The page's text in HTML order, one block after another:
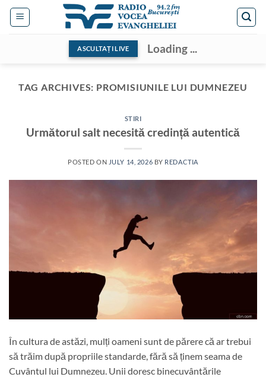
Skip
ASCULTAȚI LIVE Loading ...
TAG ARCHIVES: PROMISIUNILE LUI DUMNEZEU
STIRI
Următorul salt necesită credință autentică
POSTED ON JULY 14, 2026 BY REDACTIA
În cultura de astăzi, mulți oameni sunt de părere că ar trebui
să trăim după propriile standarde, fără să ținem seama de
Cuvântul lui Dumnezeu. Unii doresc binecuvântările